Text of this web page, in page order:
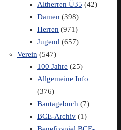
Altherren Ü35 (42)
Damen (398)
Herren (971)
Jugend (657)
Verein (547)
100 Jahre (25)
Allgemeine Info
(376)
Bautagebuch (7)
BCE-Archiv (1)